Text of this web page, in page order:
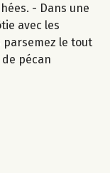
- Dans une
avec les
parsemez le tout
pécan